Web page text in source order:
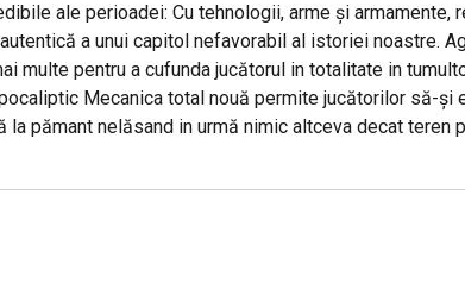
ale perioadei: Cu tehnologii, arme și
a unui capitol nefavorabil al istoriei noastre.
multe pentru a cufunda jucătorul in totalitate in
Mecanica total nouă permite jucătorilor să-
la pămant nelăsand in urmă nimic altceva decat teren